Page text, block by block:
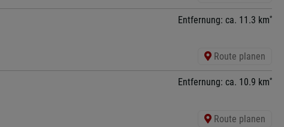
Entfernung: ca. 11.3 km*
Route planen
Entfernung: ca. 10.9 km*
Route planen